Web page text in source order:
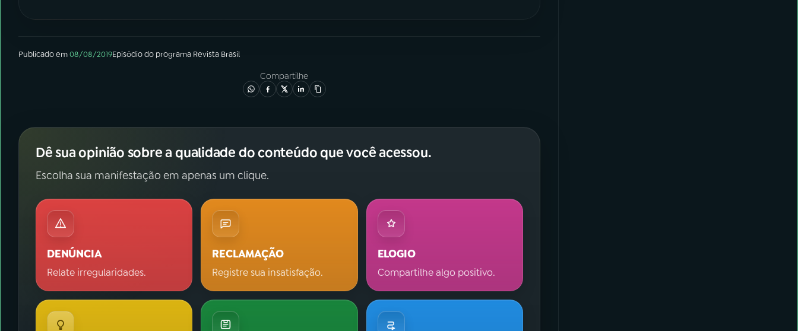
Publicado em08/08/2019Episódiodo programa Revista Brasil
Compartilhe
Dê sua opinião sobre a qualidade do conteúdo que você acessou.
Escolha sua manifestação em apenas um clique.
DENÚNCIA
Relate irregularidades.
RECLAMAÇÃO
Registre sua insatisfação.
ELOGIO
Compartilhe algo positivo.